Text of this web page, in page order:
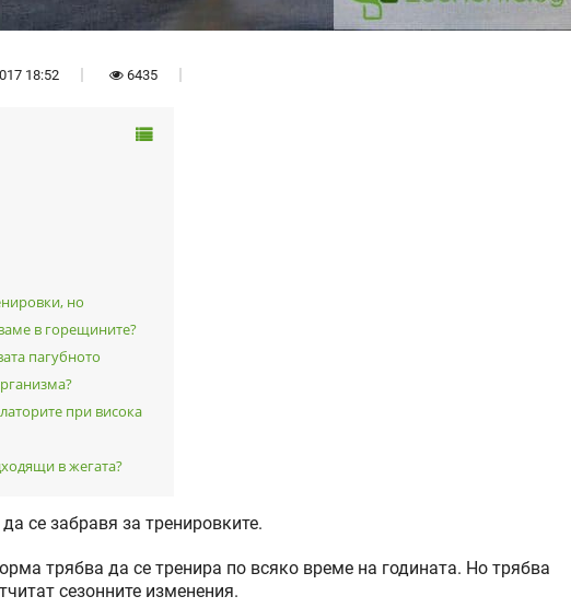
18:52 6435
но
в горещините?
пагубното
при висока
в жегата?
се забравя за тренировките.
трябва да се тренира по всяко време на годината. Но трябва
сезонните изменения.